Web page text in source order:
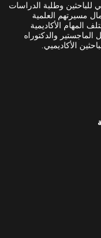
وطلبة الدراسات
مسيرتهم العلمية
المهام الأكاديمية
الماجستير والدكتوراه
الأكاديميي.